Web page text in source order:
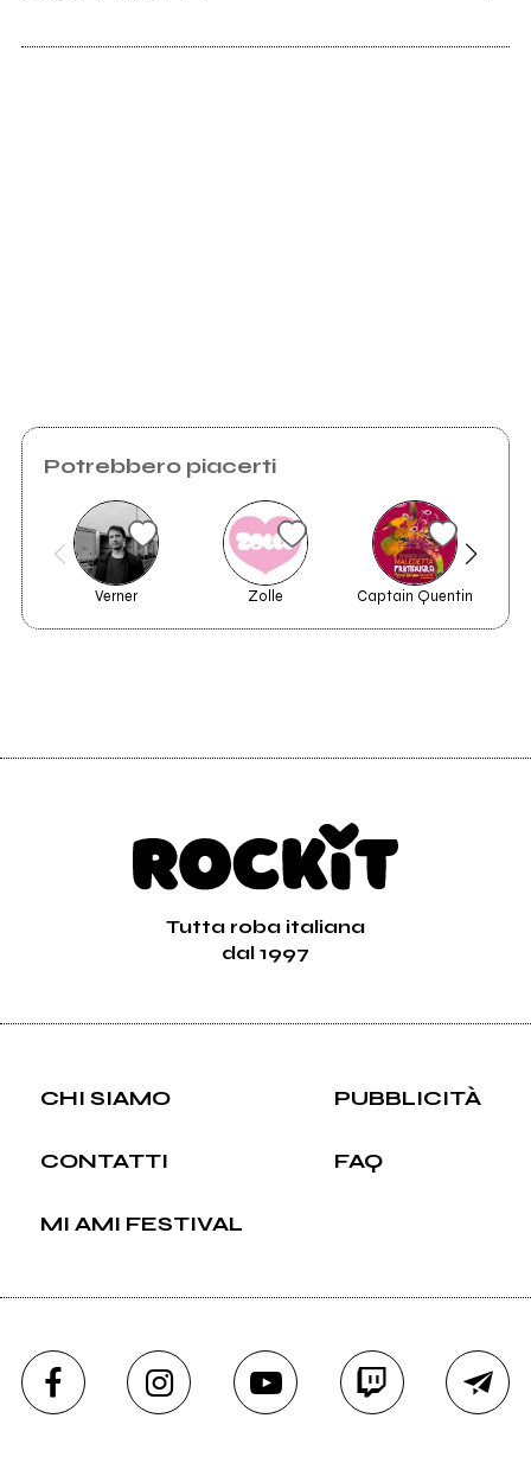
Potrebbero piacerti
Verner Zolle Captain Quentin
Tutta roba italiana
dal 1997
CHI SIAMO PUBBLICITÀ
CONTATTI FAQ
MI AMI FESTIVAL